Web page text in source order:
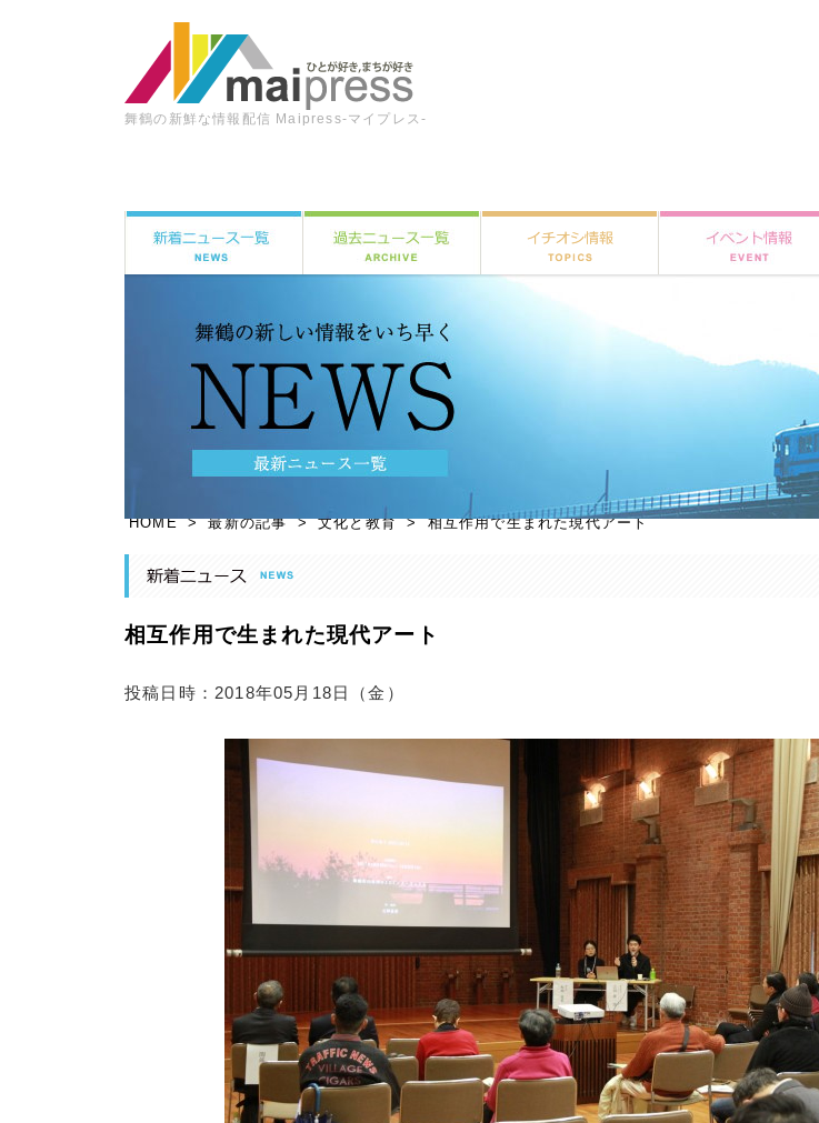
舞鶴の新鮮な情報配信 Maipress-マイプレス-
HOME > 最新の記事 > 文化と教育 > 相互作用で生まれた現代アート
相互作用で生まれた現代アート
投稿日時：2018年05月18日（金）